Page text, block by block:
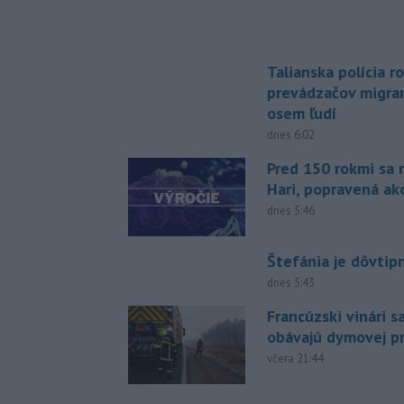
Talianska polícia
prevádzačov
osem ľudí
dnes 6:02
Pred 150 rokmi sa
Hari, popravená
dnes 5:46
Štefánia je
dnes 5:43
Francúzski vinári
obávajú dymovej
včera 21:44